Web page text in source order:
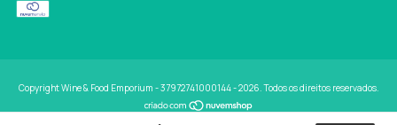
Copyright Wine & Food Emporium - 37972741000144 - 2026. Todos os direitos reservados.